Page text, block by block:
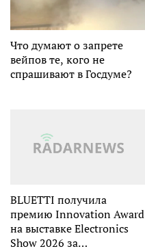
Что думают о запрете
вейпов те, кого не
спрашивают в Госдуме?
BLUETTI получила
премию Innovation Award
на выставке Electronics
Show 2026 за